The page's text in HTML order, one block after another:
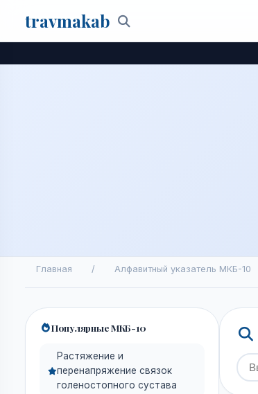
travmakab Поиск
Главная / Алфавитный указатель МКБ-10
Популярные МКБ-10
Растяжение и
перенапряжение связок
голеностопного сустава